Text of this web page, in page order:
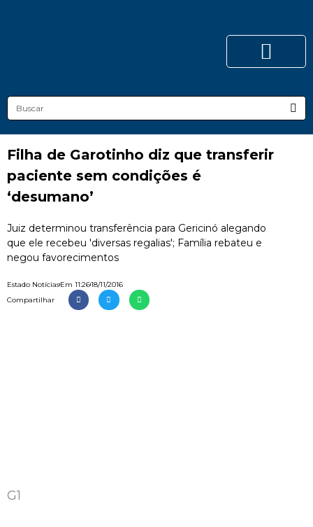
Filha de Garotinho diz que transferir
paciente sem condições é
‘desumano’
Juiz determinou transferência para Gericinó alegando
que ele recebeu 'diversas regalias'; Família rebateu e
negou favorecimentos
Estado NotíciasEm 11:2618/11/2016
Compartilhar
G1